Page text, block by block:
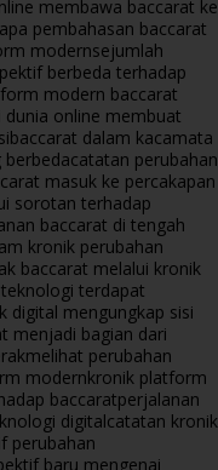
membawa baccarat ke
pembahasan baccarat
modernsejumlah
berbeda terhadap
modern baccarat
online membuat
baccarat dalam kacamata
catatan perubahan
masuk ke percakapan
sorotan terhadap
baccarat di tengah
kronik perubahan
baccarat melalui kronik
terdapat
digital mengungkap sisi
menjadi bagian dari
melihat perubahan
modernkronik platform
baccaratperjalanan
digitalcatatan kronik
perubahan
baru mengenai